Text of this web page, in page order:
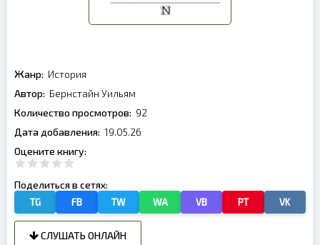
Жанр: История
Автор: Бернстайн Уильям
Количество просмотров: 92
Дата добавления: 19.05.26
Оцените книгу:
Поделиться в сетях:
TG FB TW WA VB PT VK
СЛУШАТЬ ОНЛАЙН